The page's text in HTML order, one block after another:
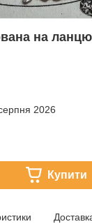
на
2026
Купити